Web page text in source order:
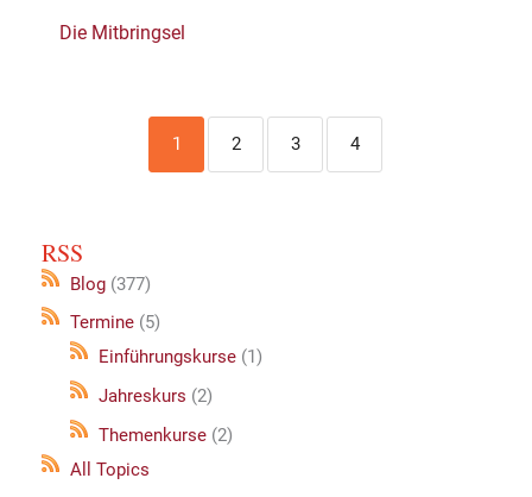
Die Mitbringsel
1 2 3 4
RSS
Blog(377)
Termine(5)
Einführungskurse(1)
Jahreskurs (2)
Themenkurse(2)
All Topics